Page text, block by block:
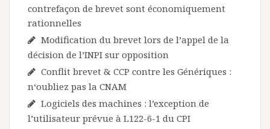
contrefaçon de brevet sont économiquement
rationnelles
Modification du brevet lors de l’appel de la
décision de l’INPI sur opposition
Conflit brevet & CCP contre les Génériques :
n‘oubliez pas la CNAM
Logiciels des machines : l’exception de
l’utilisateur prévue à L122-6-1 du CPI